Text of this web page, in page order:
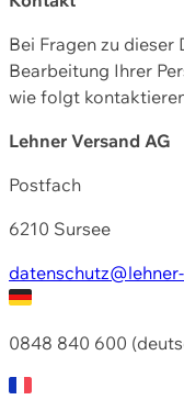
Bei Fragen zu
Bearbeitung Ihrer
wie folgt
Lehner Versand AG
Postfach
6210 Sursee
0848 840 600